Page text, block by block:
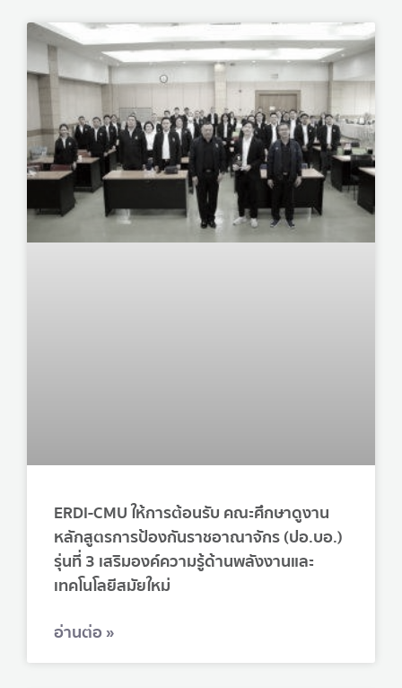
ERDI-CMU ให้การต้อนรับ คณะศึกษาดูงาน
หลักสูตรการป้องกันราชอาณาจักร (ปอ.บอ.)
รุ่นที่ 3 เสริมองค์ความรู้ด้านพลังงานและ
เทคโนโลยีสมัยใหม่
อ่านต่อ »